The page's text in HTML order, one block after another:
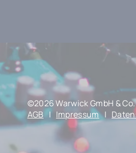
©2026 Warwick GmbH &
AGB | Impressum |